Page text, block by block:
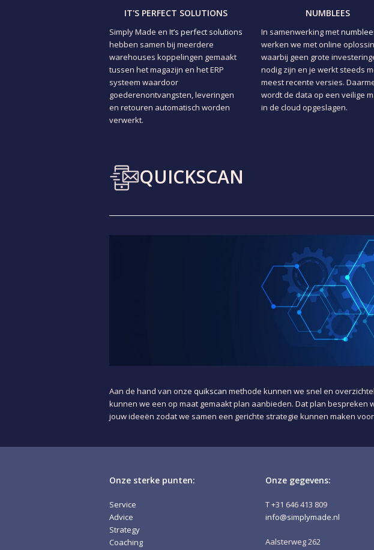
IT'S PERFECT SOLUTIONS
Simply Made en It’s perfect solutions
hebben samen bij meerdere
warehouses koppelingen gemaakt
tussen het magazijn en het ERP
systeem waardoor
goederenontvangsten, leveringen
en retouren automatisch worden
verwerkt.
NUMBLEES
In samenwerking met
werken we met online
waarbij geen grote
nodig zijn en je werkt steeds
meest recente versies.
wordt de data op een veilige
in de cloud opgeslagen.
QUICKSCAN
Aan de hand van onze quikscan methode kunnen we snel en
kunnen we een op maat gemaakt plan aanbieden. Dat plan
jouw ideeën zodat we samen een gerichte strategie kunnen maken
Onze sterke punten:
Service
Advice
Strategy
Coaching
Onze gegevens:
T +31 646 413 809
info@simplymade.nl
Aalsterweg 262